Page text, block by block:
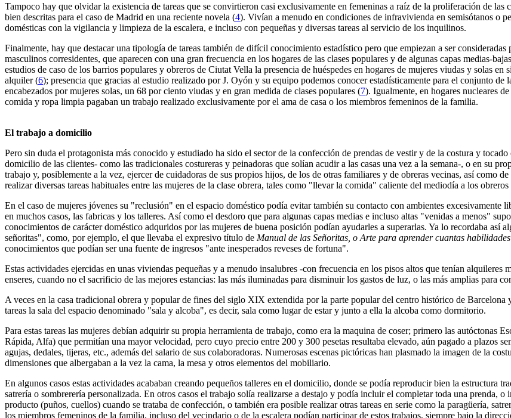
Tampoco hay que olvidar la existencia de tareas que se convirtieron casi exclusivamente en femeninas a raíz de la proliferación de
bien descritas para el caso de Madrid en una reciente novela (4). Vivían a menudo en condiciones de infravivienda en semisótanos o
domésticas con la vigilancia y limpieza de la escalera, e incluso con pequeñas y diversas tareas al servicio de los inquilinos.
Finalmente, hay que destacar una tipología de tareas también de difícil conocimiento estadístico pero que empiezan a ser consideradas
masculinos corresidentes, que aparecen con una gran frecuencia en los hogares de las clases populares y de algunas capas medias-
estudios de caso de los barrios populares y obreros de Ciutat Vella la presencia de huéspedes en hogares de mujeres viudas y solas
alquiler (6); presencia que gracias al estudio realizado por J. Oyón y su equipo podemos conocer estadísticamente para el conjunto de
encabezados por mujeres solas, un 68 por ciento viudas y en gran medida de clases populares (7). Igualmente, en hogares nucleares
comida y ropa limpia pagaban un trabajo realizado exclusivamente por el ama de casa o los miembros femeninos de la familia.
El trabajo a domicilio
Pero sin duda el protagonista más conocido y estudiado ha sido el sector de la confección de prendas de vestir y de la costura y
domicilio de las clientes- como las tradicionales costureras y peinadoras que solían acudir a las casas una vez a la semana-, o en su
trabajo y, posiblemente a la vez, ejercer de cuidadoras de sus propios hijos, de los de otras familiares y de obreras vecinas, así como
realizar diversas tareas habituales entre las mujeres de la clase obrera, tales como "llevar la comida" caliente del mediodía a los
En el caso de mujeres jóvenes su "reclusión" en el espacio doméstico podía evitar también su contacto con ambientes excesivamente
en muchos casos, las fabricas y los talleres. Así como el desdoro que para algunas capas medias e incluso altas "venidas a menos"
conocimientos de carácter doméstico adquridos por las mujeres de buena posición podían ayudarles a superarlas. Ya lo recordaba
señoritas", como, por ejemplo, el que llevaba el expresivo título de Manual de las Señoritas, o Arte para aprender cuantas
conocimientos que podían ser una fuente de ingresos "ante inesperados reveses de fortuna".
Estas actividades ejercidas en unas viviendas pequeñas y a menudo insalubres -con frecuencia en los pisos altos que tenían alquileres
enseres, cuando no el sacrificio de las mejores estancias: las más iluminadas para disminuir los gastos de luz, o las más amplias para
A veces en la casa tradicional obrera y popular de fines del siglo XIX extendida por la parte popular del centro histórico de Barcelona
tareas la sala del espacio denominado "sala y alcoba", es decir, sala como lugar de estar y junto a ella la alcoba como dormitorio.
Para estas tareas las mujeres debían adquirir su propia herramienta de trabajo, como era la maquina de coser; primero las autóctonas
Rápida, Alfa) que permitían una mayor velocidad, pero cuyo precio entre 200 y 300 pesetas resultaba elevado, aún pagado a plazos
agujas, dedales, tijeras, etc., además del salario de sus colaboradoras. Numerosas escenas pictóricas han plasmado la imagen de la
dimensiones que albergaban a la vez la cama, la mesa y otros elementos del mobiliario.
En algunos casos estas actividades acababan creando pequeños talleres en el domicilio, donde se podía reproducir bien la estructura
satrería o sombrerería personalizada. En otros casos el trabajo solía realizarse a destajo y podía incluir el completar toda una prenda,
producto (puños, cuellos) cuando se trataba de confección, o también era posible realizar otras tareas en serie como la paragüería,
los miembros femeninos de la familia, incluso del vecindario o de la escalera podían participar de estos trabajos, siempre bajo la